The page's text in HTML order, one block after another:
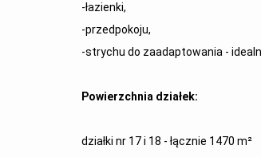
-łazienki,
-przedpokoju,
-strychu do zaadaptowania -
Powierzchnia działek:
działki nr 17 i 18 - łącznie 1470 m²